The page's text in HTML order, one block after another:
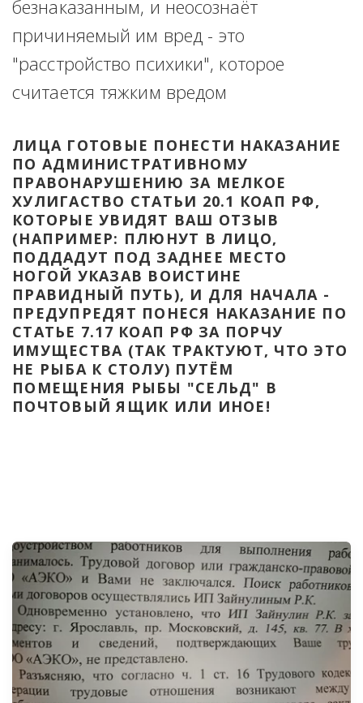
безнаказанным, и неосознаёт
причиняемый им вред - это
"расстройство психики", которое
считается тяжким вредом
ЛИЦА ГОТОВЫЕ ПОНЕСТИ НАКАЗАНИЕ
ПО АДМИНИСТРАТИВНОМУ
ПРАВОНАРУШЕНИЮ ЗА МЕЛКОЕ
ХУЛИГАСТВО СТАТЬИ 20.1 КОАП РФ,
КОТОРЫЕ УВИДЯТ ВАШ ОТЗЫВ
(НАПРИМЕР: ПЛЮНУТ В ЛИЦО,
ПОДДАДУТ ПОД ЗАДНЕЕ МЕСТО
НОГОЙ УКАЗАВ ВОИСТИНЕ
ПРАВИДНЫЙ ПУТЬ), И ДЛЯ НАЧАЛА -
ПРЕДУПРЕДЯТ ПОНЕСЯ НАКАЗАНИЕ ПО
СТАТЬЕ 7.17 КОАП РФ ЗА ПОРЧУ
ИМУЩЕСТВА (ТАК ТРАКТУЮТ, ЧТО ЭТО
НЕ РЫБА К СТОЛУ) ПУТЁМ
ПОМЕЩЕНИЯ РЫБЫ "СЕЛЬД" В
ПОЧТОВЫЙ ЯЩИК ИЛИ ИНОЕ!